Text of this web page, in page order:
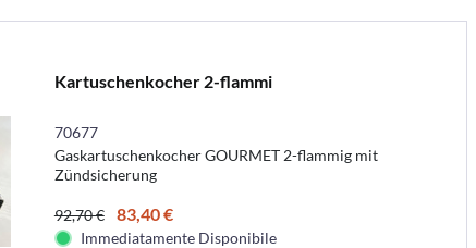
Kartuschenkocher 2-flammi
70677
Gaskartuschenkocher GOURMET 2-flammig mit
Zündsicherung
92,70 € 83,40 €
Immediatamente Disponibile